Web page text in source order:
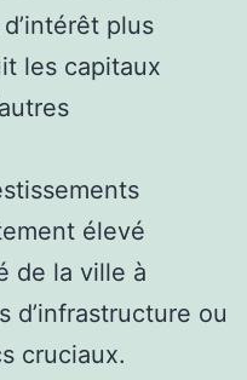
plus
les capitaux
élevé
de la ville à
d’infrastructure ou
cruciaux.